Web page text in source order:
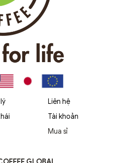
Liên hệ
Tài khoản
Mua sỉ